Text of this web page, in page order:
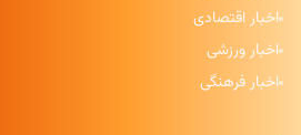
اخبار اقتصادی
اخبار ورزشی
اخبار فرهنگی